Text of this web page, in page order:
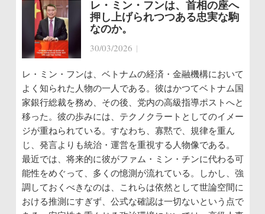
レ・ミン・フンは、首相の座へ
押し上げられつつある忠実な駒
なのか。
30/03/2026 |
レ・ミン・フンは、ベトナムの経済・金融機構において
よく知られた人物の一人である。彼はかつてベトナム国
家銀行総裁を務め、その後、党内の高級指導ポストへと
移った。彼の歩みには、テクノクラートとしてのイメー
ジが重ねられている。すなわち、寡黙で、規律を重ん
じ、発言よりも統治・運営を重視する人物像である。
最近では、将来的に彼がファム・ミン・チンに代わる可
能性をめぐって、多くの憶測が流れている。しかし、強
調しておくべきなのは、これらは依然として世論空間に
おける推測にすぎず、公式な確認は一切ないという点で